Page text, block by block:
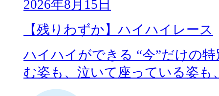
2026年8月15日
【残りわずか】ハイハイレース
ハイハイができる “今”だけの
む姿も、泣いて座っている姿も